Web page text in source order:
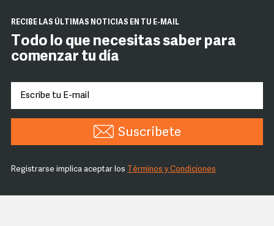
RECIBE LAS ÚLTIMAS NOTICIAS EN TU E-MAIL
Todo lo que necesitas saber para
comenzar tu día
Suscríbete
Registrarse implica aceptar los Términos y Condiciones